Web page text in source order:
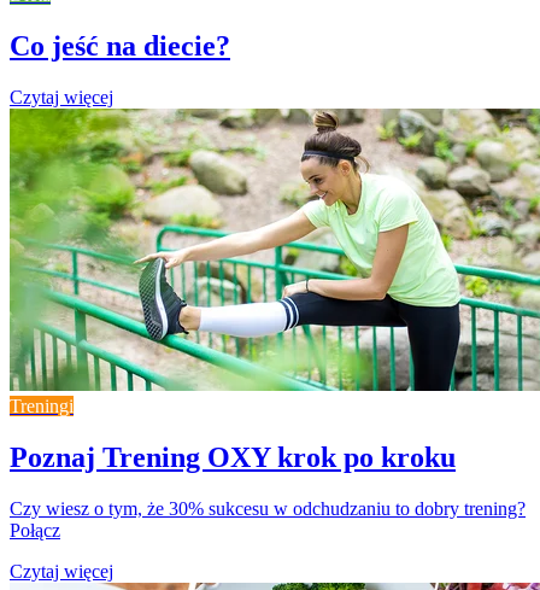
Co jeść na diecie?
Czytaj więcej
Treningi
Poznaj Trening OXY krok po kroku
Czy wiesz o tym, że 30% sukcesu w odchudzaniu to dobry trening?
Połącz
Czytaj więcej